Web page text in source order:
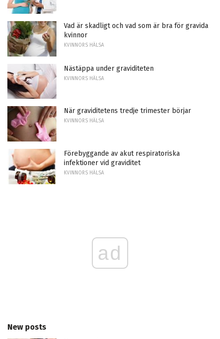
Vad är skadligt och vad som är bra för gravida
kvinnor
KVINNORS HÄLSA
Nästäppa under graviditeten
KVINNORS HÄLSA
När graviditetens tredje trimester börjar
KVINNORS HÄLSA
Förebyggande av akut respiratoriska
infektioner vid graviditet
KVINNORS HÄLSA
ad
New posts